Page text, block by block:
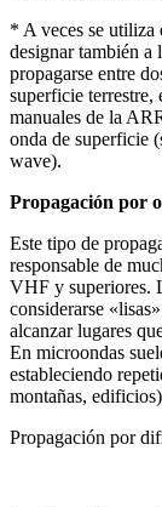
* A veces se utiliza
designar también a
propagarse entre
superficie terrestre,
manuales de la
onda de superficie
wave).
Propagación por
Este tipo de
responsable de
VHF y superiores.
considerarse
alcanzar lugares
En microondas
estableciendo
montañas,
Propagación por